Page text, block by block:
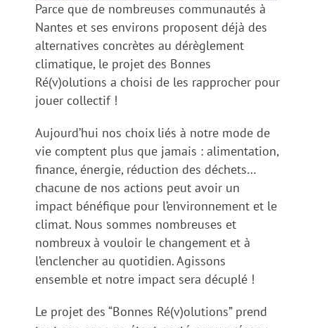
Parce que de nombreuses communautés à
Nantes et ses environs proposent déjà des
alternatives concrètes au dérèglement
climatique, le projet des Bonnes
Ré(v)olutions a choisi de les rapprocher pour
jouer collectif !
Aujourd’hui nos choix liés à notre mode de
vie comptent plus que jamais : alimentation,
finance, énergie, réduction des déchets…
chacune de nos actions peut avoir un
impact bénéfique pour l’environnement et le
climat. Nous sommes nombreuses et
nombreux à vouloir le changement et à
l’enclencher au quotidien. Agissons
ensemble et notre impact sera décuplé !
Le projet des “Bonnes Ré(v)olutions” prend